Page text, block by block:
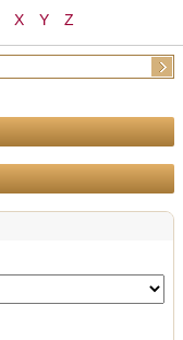
X Y Z